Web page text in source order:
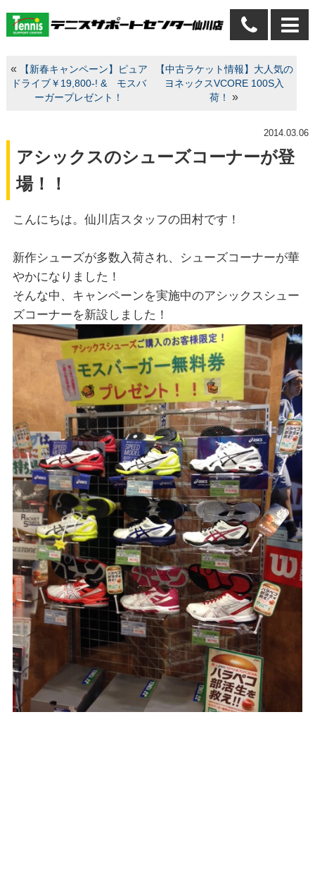
«
【新春キャンペーン】ピュア
ドライブ￥19,800-! & モスバ
ーガープレゼント！
【中古ラケット情報】大人気の
ヨネックスVCORE 100S入
荷！
»
2014.03.06
アシックスのシューズコーナーが登
場！！
こんにちは。仙川店スタッフの田村です！
新作シューズが多数入荷され、シューズコーナーが華
やかになりました！
そんな中、キャンペーンを実施中のアシックスシュー
ズコーナーを新設しました！